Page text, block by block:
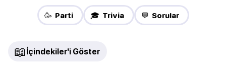
🥳 Parti 🎓 Trivia 💬 Sorular
📖 İçindekiler'i Göster